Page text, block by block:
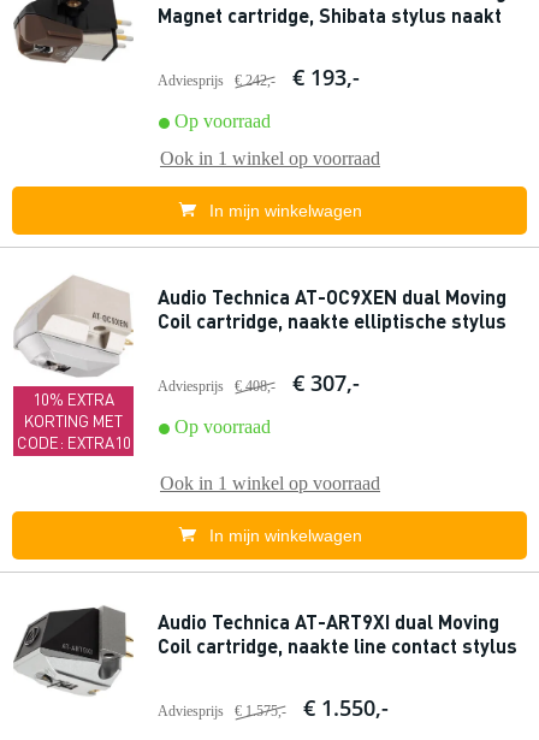
Magnet cartridge, Shibata stylus naakt
Adviesprijs € 242,- € 193,-
Op voorraad
Ook in 1 winkel op voorraad
In mijn winkelwagen
10% EXTRA
KORTING MET
CODE: EXTRA10
Audio Technica AT-OC9XEN dual Moving
Coil cartridge, naakte elliptische stylus
Adviesprijs € 408,- € 307,-
Op voorraad
Ook in 1 winkel op voorraad
In mijn winkelwagen
Audio Technica AT-ART9XI dual Moving
Coil cartridge, naakte line contact stylus
Adviesprijs € 1.575,- € 1.550,-